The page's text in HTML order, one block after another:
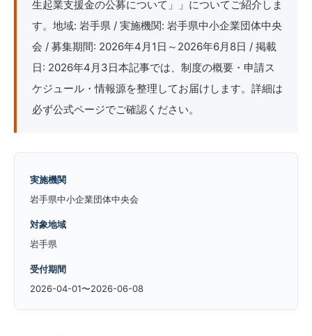
生起業支援金の公募について」」についてご紹介しま
す。地域: 岩手県 / 実施機関: 岩手県中小企業団体中央
会 / 募集期間: 2026年4月1日～2026年6月8日 / 掲載
日: 2026年4月3日本記事では、制度の概要・申請ス
ケジュール・情報源を整理してお届けします。詳細は
必ず公式ページでご確認ください。
実施機関
岩手県中小企業団体中央会
対象地域
岩手県
受付期間
2026-04-01〜2026-06-08